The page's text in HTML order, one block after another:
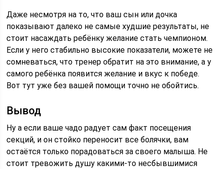
Даже несмотря на то, что ваш сын или дочка
показывают далеко не самые худшие результаты, не
стоит насаждать ребёнку желание стать чемпионом.
Если у него стабильно высокие показатели, можете не
сомневаться, что тренер обратит на это внимание, а у
самого ребёнка появится желание и вкус к победе.
Вот тут уже без вашей помощи точно не обойтись.
Вывод
Ну а если ваше чадо радует сам факт посещения
секций, и он стойко переносит все болячки, вам
остаётся только порадоваться за своего малыша. Не
стоит тревожить душу какими-то несбывшимися